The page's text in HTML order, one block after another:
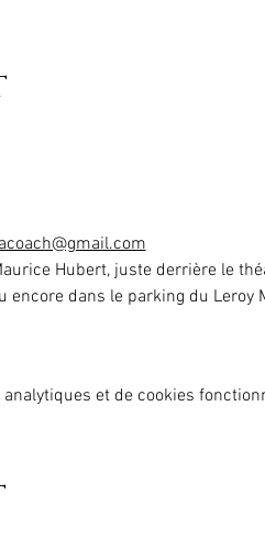
Hubert, juste derrière le
encore dans le parking du
et de cookies